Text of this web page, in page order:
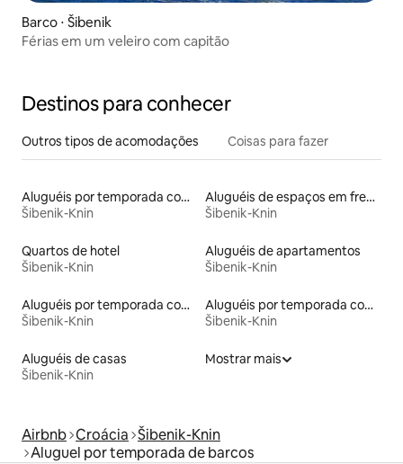
Barco ⋅ Šibenik
Férias em um veleiro com capitão
Destinos para conhecer
Outros tipos de acomodações Coisas para fazer
Aluguéis por temporada com acesso ao lago
Šibenik-Knin
Aluguéis de espaços em frente à praia
Šibenik-Knin
Quartos de hotel
Šibenik-Knin
Aluguéis de apartamentos
Šibenik-Knin
Aluguéis por temporada com banheira de hidromassagem
Šibenik-Knin
Aluguéis por temporada com caiaque
Šibenik-Knin
Aluguéis de casas
Šibenik-Knin
Mostrar mais
Airbnb Croácia Šibenik-Knin
Aluguel por temporada de barcos